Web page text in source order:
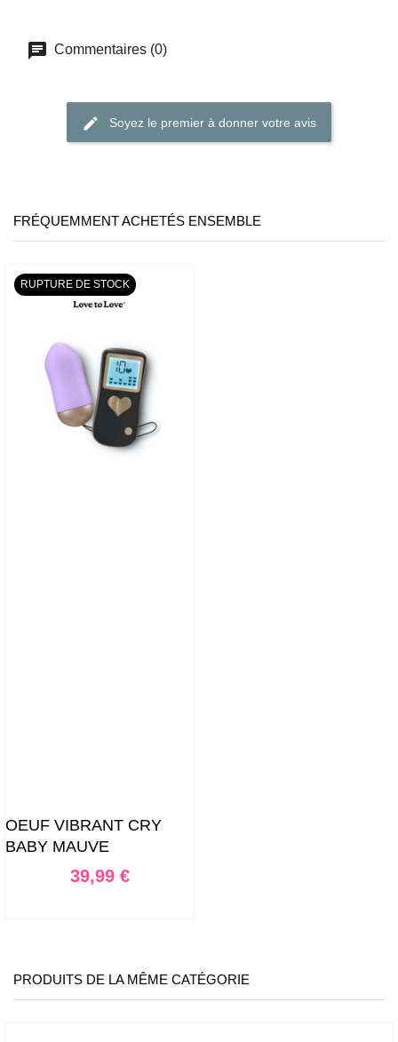
Commentaires (0)
Soyez le premier à donner votre avis
FRÉQUEMMENT ACHETÉS ENSEMBLE
OEUF VIBRANT CRY
BABY MAUVE
Prix
39,99 €
RUPTURE DE STOCK
PRODUITS DE LA MÊME CATÉGORIE